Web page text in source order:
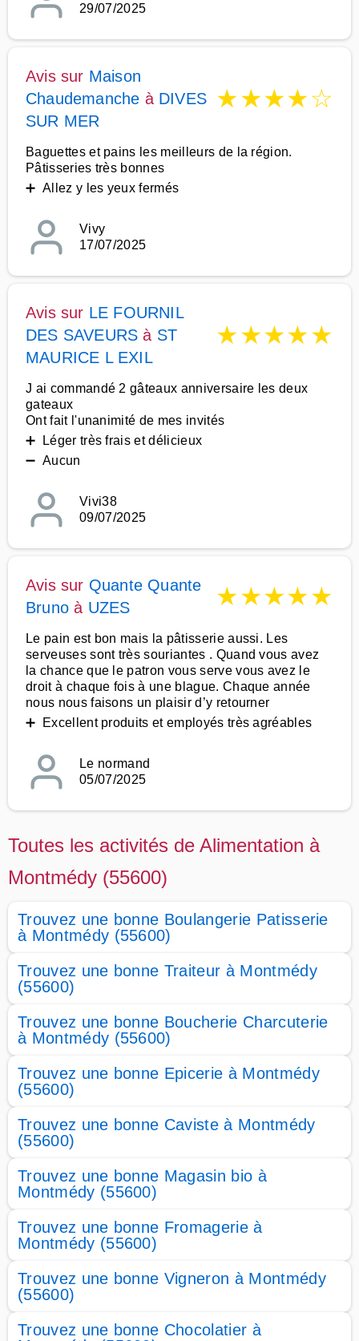
29/07/2025
Avis sur Maison
Chaudemanche à DIVES
SUR MER
★★★★☆
Baguettes et pains les meilleurs de la région.
Pâtisseries très bonnes
➕ Allez y les yeux fermés
Vivy
17/07/2025
Avis sur LE FOURNIL
DES SAVEURS à ST
MAURICE L EXIL
★★★★★
J ai commandé 2 gâteaux anniversaire les deux
gateaux
Ont fait l'unanimité de mes invités
➕ Léger très frais et délicieux
➖ Aucun
Vivi38
09/07/2025
Avis sur Quante Quante
Bruno à UZES ★★★★★
Le pain est bon mais la pâtisserie aussi. Les
serveuses sont très souriantes . Quand vous avez
la chance que le patron vous serve vous avez le
droit à chaque fois à une blague. Chaque année
nous nous faisons un plaisir d’y retourner
➕ Excellent produits et employés très agréables
Le normand
05/07/2025
Toutes les activités de Alimentation à
Montmédy (55600)
Trouvez une bonne Boulangerie Patisserie
à Montmédy (55600)
Trouvez une bonne Traiteur à Montmédy
(55600)
Trouvez une bonne Boucherie Charcuterie
à Montmédy (55600)
Trouvez une bonne Epicerie à Montmédy
(55600)
Trouvez une bonne Caviste à Montmédy
(55600)
Trouvez une bonne Magasin bio à
Montmédy (55600)
Trouvez une bonne Fromagerie à
Montmédy (55600)
Trouvez une bonne Vigneron à Montmédy
(55600)
Trouvez une bonne Chocolatier à